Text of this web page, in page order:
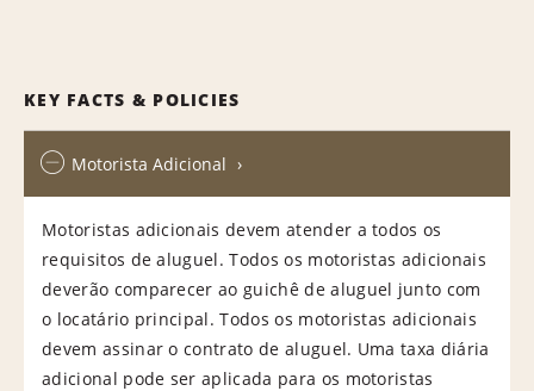
KEY FACTS & POLICIES
Motorista Adicional
Motoristas adicionais devem atender a todos os
requisitos de aluguel. Todos os motoristas adicionais
deverão comparecer ao guichê de aluguel junto com
o locatário principal. Todos os motoristas adicionais
devem assinar o contrato de aluguel. Uma taxa diária
adicional pode ser aplicada para os motoristas